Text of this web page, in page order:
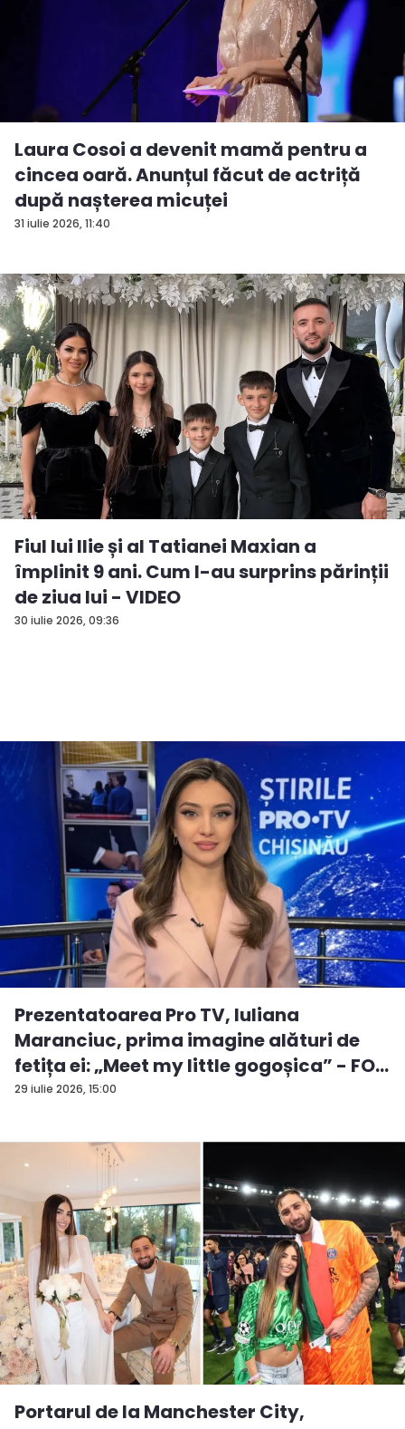
31 iulie 2026, 11:40
Laura Cosoi a devenit mamă pentru a
cincea oară. Anunțul făcut de actriță
după nașterea micuței
30 iulie 2026, 09:36
Fiul lui Ilie și al Tatianei Maxian a
împlinit 9 ani. Cum l-au surprins părinții
de ziua lui - VIDEO
29 iulie 2026, 15:00
Prezentatoarea Pro TV, Iuliana
Maranciuc, prima imagine alături de
fetița ei: „Meet my little gogoșica” - FO...
Portarul de la Manchester City,